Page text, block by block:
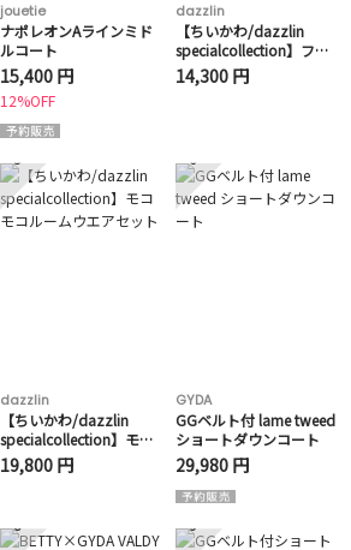
jouetie
ナポレオンAラインミド
ルコート
15,400 円
12%OFF
dazzlin
【ちいかわ/dazzlin
specialcollection】フラ
ワーパターンワンピース
14,300 円
5
dazzlin
【ちいかわ/dazzlin
specialcollection】モコ
モコルームウエアセット
19,800 円
6
GYDA
GGベルト付 lame tweed
ショートダウンコート
29,980 円
8 9